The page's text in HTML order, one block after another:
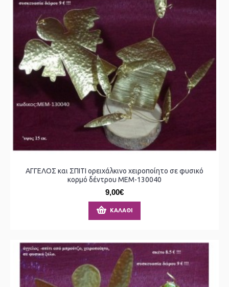
ΑΓΓΕΛΟΣ και ΣΠΙΤΙ ορειχάλκινο χειροποίητο σε φυσικό
κορμό δέντρου ΜΕΜ-130040
9,00€
ΚΑΛΆΘΙ